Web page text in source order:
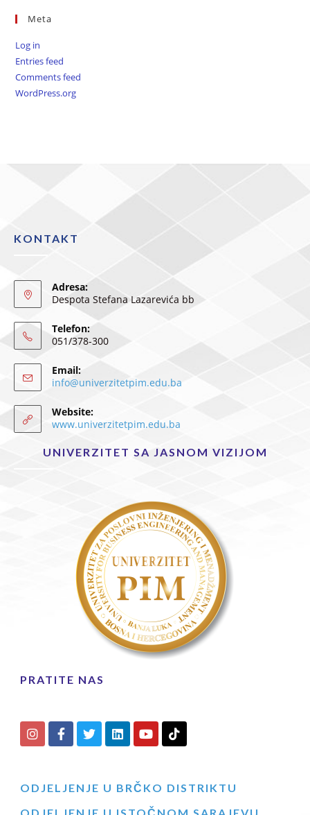
Meta
Log in
Entries feed
Comments feed
WordPress.org
KONTAKT
Adresa:
Despota Stefana Lazarevića bb
Telefon:
051/378-300
Email:
info@univerzitetpim.edu.ba
Website:
www.univerzitetpim.edu.ba
UNIVERZITET SA JASNOM VIZIJOM
PRATITE NAS
ODJELJENJE U BRČKO DISTRIKTU
ODJELJENJE U ISTOČNOM SARAJEVU